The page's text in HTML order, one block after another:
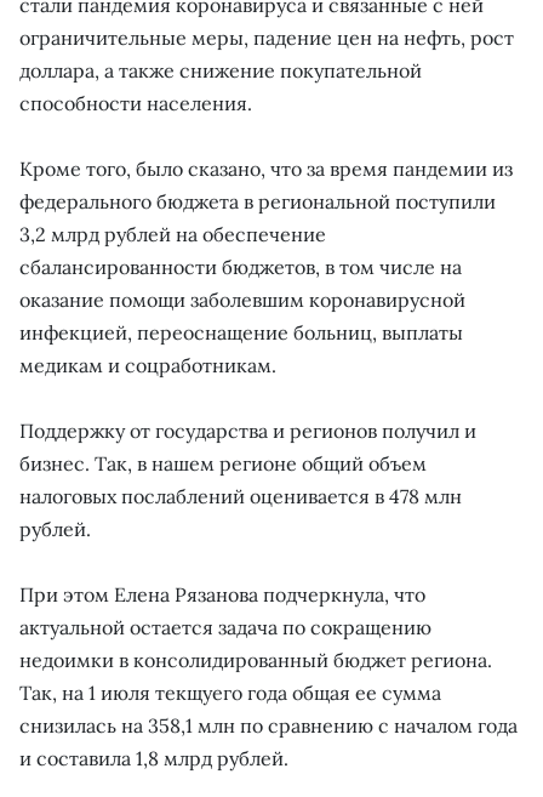
ограничительные меры, падение цен на нефть, рост
доллара, а также снижение покупательной
способности населения.
Кроме того, было сказано, что за время пандемии из
федерального бюджета в региональной поступили
3,2 млрд рублей на обеспечение
сбалансированности бюджетов, в том числе на
оказание помощи заболевшим коронавирусной
инфекцией, переоснащение больниц, выплаты
медикам и соцработникам.
Поддержку от государства и регионов получил и
бизнес. Так, в нашем регионе общий объем
налоговых послаблений оценивается в 478 млн
рублей.
При этом Елена Рязанова подчеркнула, что
актуальной остается задача по сокращению
недоимки в консолидированный бюджет региона.
Так, на 1 июля текщуего года общая ее сумма
снизилась на 358,1 млн по сравнению с началом года
и составила 1,8 млрд рублей.